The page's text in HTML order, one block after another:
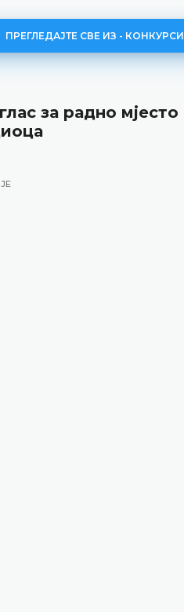
ПРЕГЛЕДАЈТЕ СВЕ ИЗ - КОНКУРСИ
за радно мјесто